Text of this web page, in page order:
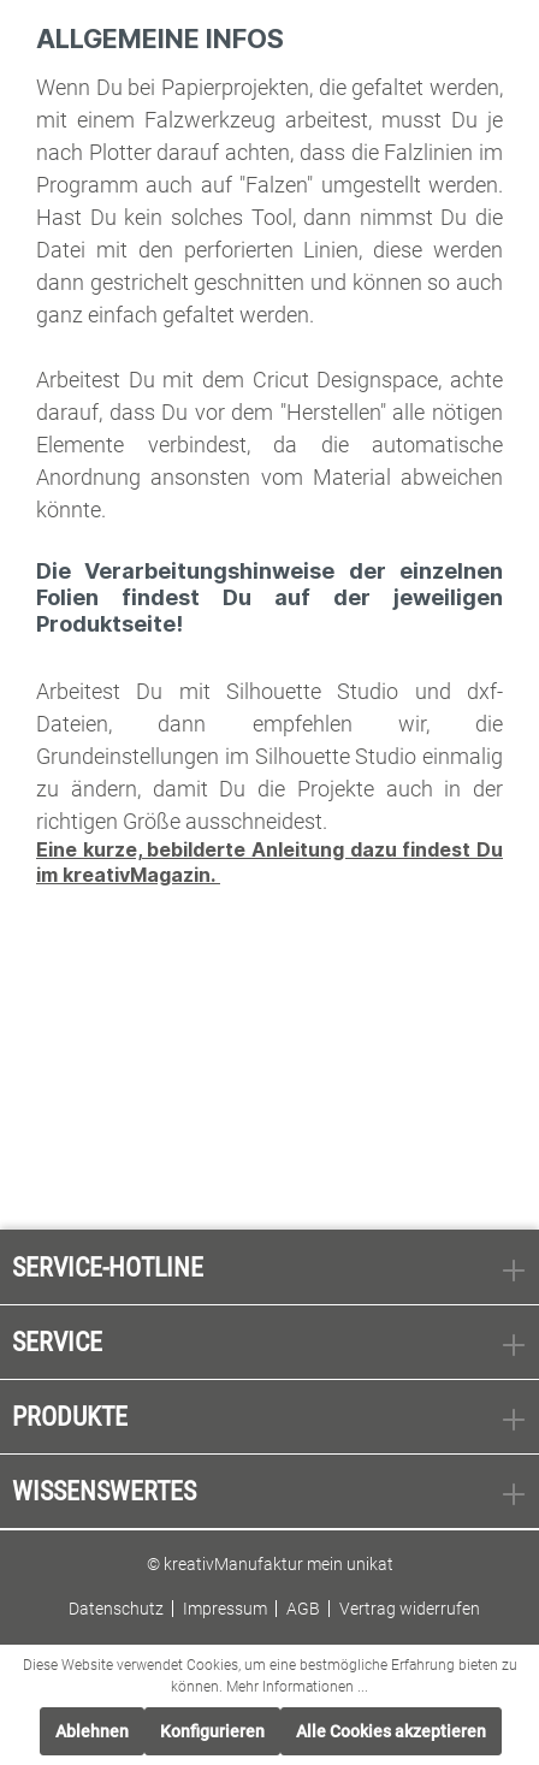
ALLGEMEINE INFOS
Wenn Du bei Papierprojekten, die gefaltet werden,
mit einem Falzwerkzeug arbeitest, musst Du je
nach Plotter darauf achten, dass die Falzlinien im
Programm auch auf "Falzen" umgestellt werden.
Hast Du kein solches Tool, dann nimmst Du die
Datei mit den perforierten Linien, diese werden
dann gestrichelt geschnitten und können so auch
ganz einfach gefaltet werden.
Arbeitest Du mit dem Cricut Designspace, achte
darauf, dass Du vor dem "Herstellen" alle nötigen
Elemente verbindest, da die automatische
Anordnung ansonsten vom Material abweichen
könnte.
Die Verarbeitungshinweise der einzelnen
Folien findest Du auf der jeweiligen
Produktseite!
Arbeitest Du mit Silhouette Studio und dxf-
Dateien, dann empfehlen wir, die
Grundeinstellungen im Silhouette Studio einmalig
zu ändern, damit Du die Projekte auch in der
richtigen Größe ausschneidest.
Eine kurze, bebilderte Anleitung dazu findest Du
im kreativMagazin.
SERVICE-HOTLINE
SERVICE
PRODUKTE
WISSENSWERTES
© kreativManufaktur mein unikat
Datenschutz Impressum AGB Vertrag widerrufen
Diese Website verwendet Cookies, um eine bestmögliche Erfahrung bieten zu
können. Mehr Informationen ...
Ablehnen Konfigurieren Alle Cookies akzeptieren